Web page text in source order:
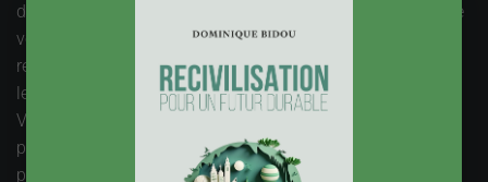
de partager le temps du voyage, de faire des rencontres. Le
volet « vie sociale » est venu s’ajouter au volet « service
rendu », et il est même devenu prédominant si l’on en croit
le nom de l’opérateur.
Voici donc la clé d’un changement dans la continuité :
profiter de la crise et des modifications qu’elle a imposées
pour faire découvrir et apprécier des modes de vie